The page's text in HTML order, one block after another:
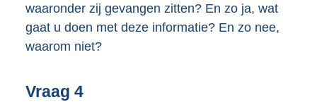
waaronder zij gevangen zitten? En zo ja, wat
gaat u doen met deze informatie? En zo nee,
waarom niet?
Vraag 4